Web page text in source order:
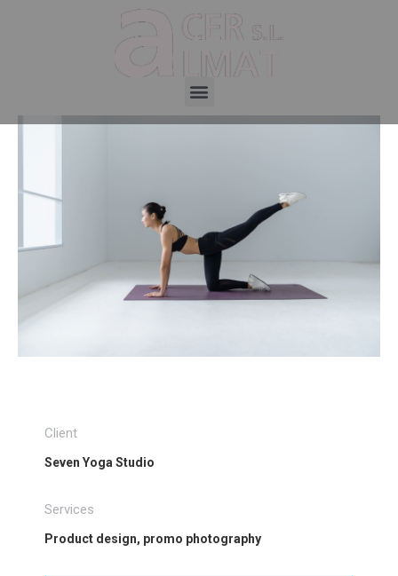
Client
Seven Yoga Studio
Services
Product design, promo photography